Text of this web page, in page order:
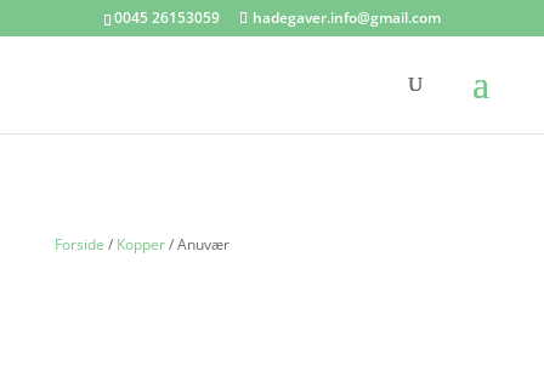
0045 26153059 hadegaver.info@gmail.com
Forside / Kopper/ Anuvær